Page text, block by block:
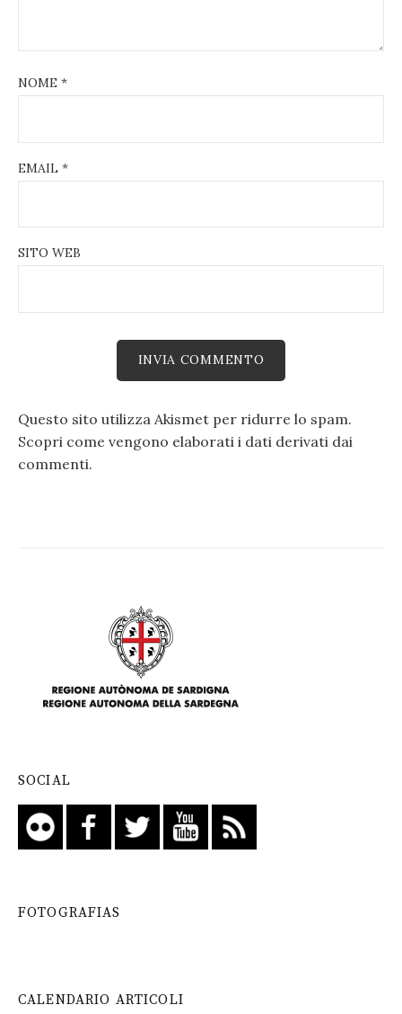
NOME *
EMAIL *
SITO WEB
Questo sito utilizza Akismet per ridurre lo spam.
Scopri come vengono elaborati i dati derivati dai
commenti.
SOCIAL
FOTOGRAFIAS
CALENDARIO ARTICOLI